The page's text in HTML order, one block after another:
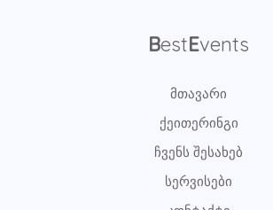
BestEvents
მთავარი
ქეითერინგი
ჩვენს შესახებ
სერვისები